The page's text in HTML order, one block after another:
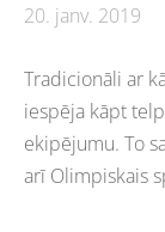
20. janv. 2019
Tradicionāli ar
iespēja kāpt
ekipējumu. To
arī Olimpiskais